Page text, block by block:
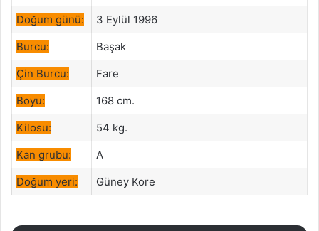
Doğum günü:
3 Eylül 1996
Burcu:
Başak
Çin Burcu:
Fare
Boyu:
168 cm.
Kilosu:
54 kg.
Kan grubu:
A
Doğum yeri:
Güney Kore